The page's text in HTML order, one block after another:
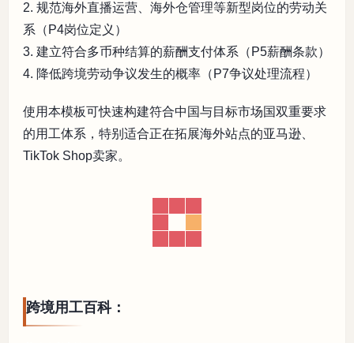
2. 规范海外直播运营、海外仓管理等新型岗位的劳动关
系（P4岗位定义）
3. 建立符合多币种结算的薪酬支付体系（P5薪酬条款）
4. 降低跨境劳动争议发生的概率（P7争议处理流程）
使用本模板可快速构建符合中国与目标市场国双重要求
的用工体系，特别适合正在拓展海外站点的亚马逊、
TikTok Shop卖家。
跨境用工百科：